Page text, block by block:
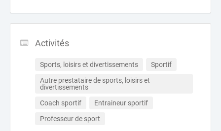
Activités
Sports, loisirs et divertissements
Sportif
Autre prestataire de sports, loisirs et
divertissements
Coach sportif
Entraineur sportif
Professeur de sport